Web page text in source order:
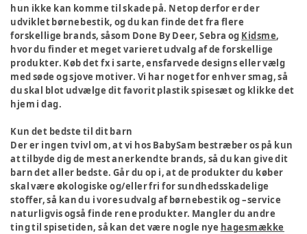
hun ikke kan komme til skade på. Netop derfor er der
udviklet børnebestik, og du kan finde det fra flere
forskellige brands, såsom Done By Deer, Sebra og Kidsme,
hvor du finder et meget varieret udvalg af de forskellige
produkter. Køb det fx i sarte, ensfarvede designs eller vælg
med søde og sjove motiver. Vi har noget for enhver smag, så
du skal blot udvælge dit favorit plastik spisesæt og klikke det
hjem i dag.
Kun det bedste til dit barn
Der er ingen tvivl om, at vi hos BabySam bestræber os på kun
at tilbyde dig de mest anerkendte brands, så du kan give dit
barn det aller bedste. Går du op i, at de produkter du køber
skal være økologiske og/eller fri for sundhedsskadelige
stoffer, så kan du i vores udvalg af børnebestik og –service
naturligvis også finde rene produkter. Mangler du andre
ting til spisetiden, så kan det være nogle nye hagesmække